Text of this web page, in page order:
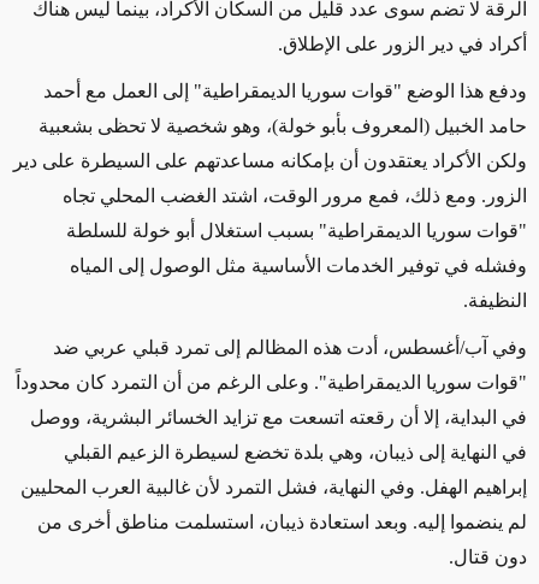
الرقة لا تضم سوى عدد قليل من السكان الأكراد، بينما ليس هناك
أكراد في دير الزور على الإطلاق.
ودفع هذا الوضع "قوات سوريا الديمقراطية" إلى العمل مع أحمد
حامد الخبيل (المعروف بأبو خولة)، وهو شخصية لا تحظى بشعبية
ولكن الأكراد يعتقدون أن بإمكانه مساعدتهم على السيطرة على دير
الزور. ومع ذلك، فمع مرور الوقت، اشتد الغضب المحلي تجاه
"قوات سوريا الديمقراطية" بسبب استغلال أبو خولة للسلطة
وفشله في توفير الخدمات الأساسية مثل الوصول إلى المياه
النظيفة.
وفي آب/أغسطس، أدت هذه المظالم إلى تمرد قبلي عربي ضد
"قوات سوريا الديمقراطية". وعلى الرغم من أن التمرد كان محدوداً
في البداية، إلا أن رقعته اتسعت مع تزايد الخسائر البشرية، ووصل
في النهاية إلى ذيبان، وهي بلدة تخضع لسيطرة الزعيم القبلي
إبراهيم الهفل. وفي النهاية، فشل التمرد لأن غالبية العرب المحليين
لم ينضموا إليه. وبعد استعادة ذيبان، استسلمت مناطق أخرى من
دون قتال.